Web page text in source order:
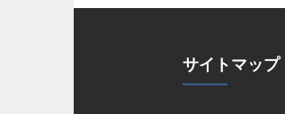
サイトマップ